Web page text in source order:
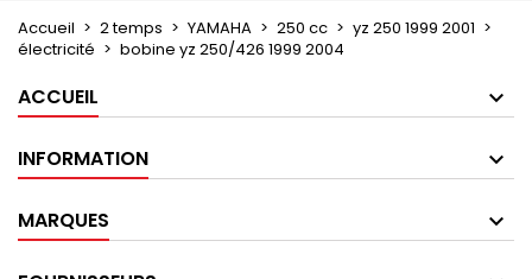
Accueil 2 temps YAMAHA 250 cc
yz 250 1999 2001
électricité
bobine yz 250/426 1999 2004
ACCUEIL
INFORMATION
MARQUES